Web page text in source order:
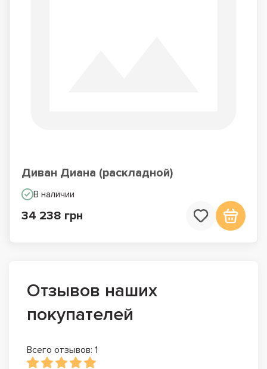
Диван Диана (раскладной)
В наличии
34 238 грн
Отзывов наших
покупателей
Всего отзывов: 1